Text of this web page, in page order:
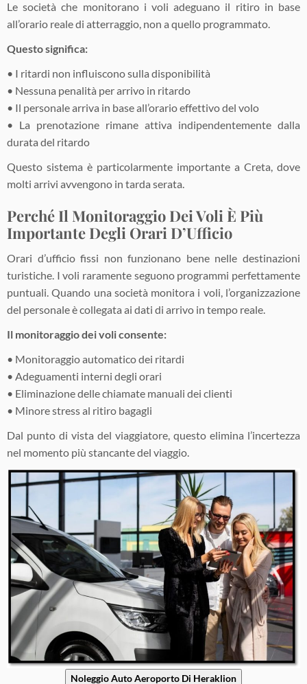
Le società che monitorano i voli adeguano il ritiro in base
all’orario reale di atterraggio, non a quello programmato.
Questo significa:
• I ritardi non influiscono sulla disponibilità
• Nessuna penalità per arrivo in ritardo
• Il personale arriva in base all’orario effettivo del volo
• La prenotazione rimane attiva indipendentemente dalla
durata del ritardo
Questo sistema è particolarmente importante a Creta, dove
molti arrivi avvengono in tarda serata.
Perché Il Monitoraggio Dei Voli È Più
Importante Degli Orari D’Ufficio
Orari d’ufficio fissi non funzionano bene nelle destinazioni
turistiche. I voli raramente seguono programmi perfettamente
puntuali. Quando una società monitora i voli, l’organizzazione
del personale è collegata ai dati di arrivo in tempo reale.
Il monitoraggio dei voli consente:
• Monitoraggio automatico dei ritardi
• Adeguamenti interni degli orari
• Eliminazione delle chiamate manuali dei clienti
• Minore stress al ritiro bagagli
Dal punto di vista del viaggiatore, questo elimina l’incertezza
nel momento più stancante del viaggio.
Noleggio Auto Aeroporto Di Heraklion